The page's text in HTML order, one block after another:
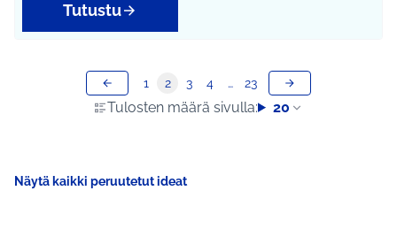
Tutustu
Tulosten määrä sivulla: 20
1 2 3 4 … 23
Näytä kaikki peruutetut ideat